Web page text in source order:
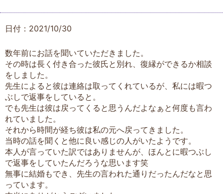
日付：2021/10/30
数年前にお話を聞いていただきました。
その時は長く付き合った彼氏と別れ、復縁ができるか相談
をしました。
先生によると彼は連絡は取ってくれているが、私には暇つ
ぶしで返事をしていると。
でも先生は彼は戻ってくると思うんだよなぁと何度も言わ
れていました。
それから時間が経ち彼は私の元へ戻ってきました。
当時の話を聞くと他に良い感じの人がいたようです。
本人が言っていた訳ではありませんが、ほんとに暇つぶし
で返事をしていたんだろうな思います笑
無事に結婚もでき、先生の言われた通りだったんだなと思
っています。